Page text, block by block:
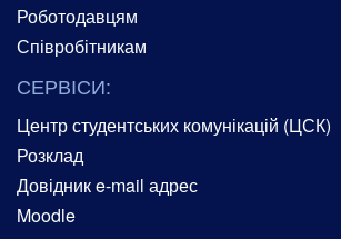
Роботодавцям
Співробітникам
СЕРВІСИ:
Центр студентських комунікацій (ЦСК)
Розклад
Довідник e-mail адрес
Moodle